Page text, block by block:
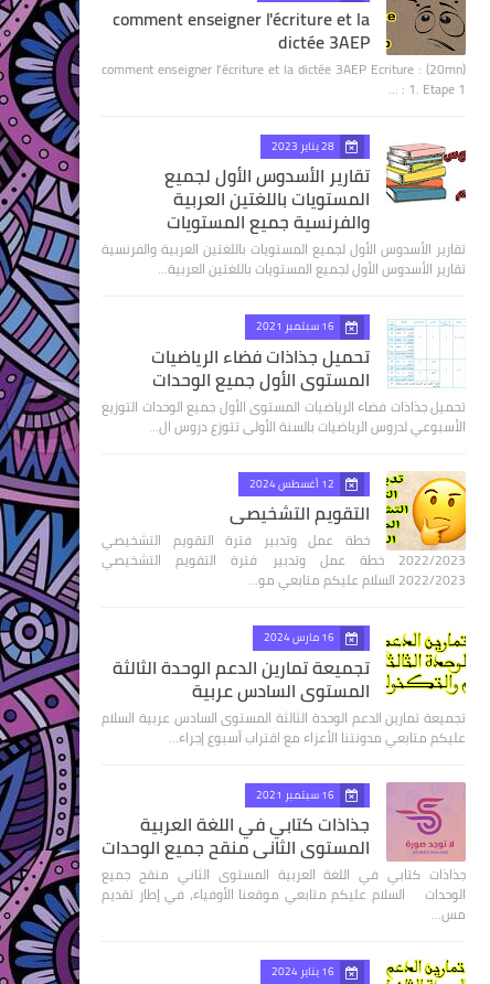
comment enseigner l'écriture et la
dictée 3AEP
comment enseigner l'écriture et la dictée 3AEP Ecriture : (20mn)
1. Etape 1 : …
28 يناير 2023
تقارير الأسدوس الأول لجميع
المستويات باللغتين العربية
والفرنسية جميع المستويات
تقارير الأسدوس الأول لجميع المستويات باللغتين العربية والفرنسية
تقارير الأسدوس الأول لجميع المستويات باللغتين العربية…
16 سبتمبر 2021
تحميل جذاذات فضاء الرياضيات
المستوى الأول جميع الوحدات
تحميل جذاذات فضاء الرياضيات المستوى الأول جميع الوحدات التوزيع
الأسبوعي لدروس الرياضيات بالسنة الأولى تتوزع دروس ال…
12 أغسطس 2024
التقويم التشخيصي
خطة عمل وتدبير فترة التقويم التشخيصي
2022/2023 خطة عمل وتدبير فترة التقويم التشخيصي
2022/2023 السلام عليكم متابعي مو…
16 مارس 2024
تجميعة تمارين الدعم الوحدة الثالثة
المستوى السادس عربية
تجميعة تمارين الدعم الوحدة الثالثة المستوى السادس عربية السلام
عليكم متابعي مدونتنا الأعزاء مع اقتراب أسبوع إجراء…
16 سبتمبر 2021
جذاذات كتابي في اللغة العربية
المستوى الثاني منقح جميع الوحدات
جذاذات كتابي في اللغة العربية المستوى الثاني منقح جميع
الوحدات السلام عليكم متابعي موقعنا الأوفياء، في إطار تقديم
مس…
16 يناير 2024